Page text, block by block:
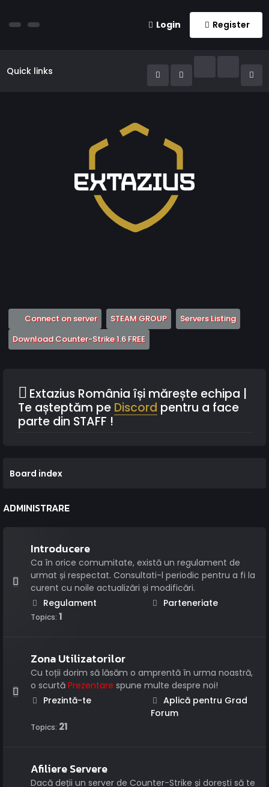
Login Register
Quick links
Connect on server(Opens a new tab)
STEAM GROUP(Opens a new tab)
Servers Listing(Opens
Download Counter-Strike 1.6 FREE(Opens a new tab)
Extazius România își mărește echipa |
Te așteptăm pe Discord pentru a face
parte din STAFF !
Board index
ADMINISTRARE
Introducere
Ca în orice comumitate, există un regulament de
urmat și respectat. Consultati-l periodic pentru a fi la
curent cu noile actualizări și modificări.
Regulament
Parteneriate
Topics: 1
Zona Utilizatorilor
Cu toții dorim să lăsăm o amprentă în urma noastră,
o scurtă Prezentare spune multe despre noi!
Prezintă-te
Aplică pentru Grad
Forum
Topics: 21
Afiliere Servere
Dacă deții un server de Counter-Strike și dorești să te